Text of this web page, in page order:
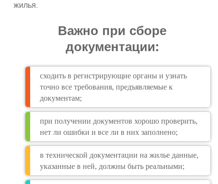
жилья.
Важно при сборе
документации:
сходить в регистрирующие органы и узнать
точно все требования, предъявляемые к
документам;
при получении документов хорошо проверить,
нет ли ошибки и все ли в них заполнено;
в технической документации на жилье данные,
указанные в ней, должны быть реальными;